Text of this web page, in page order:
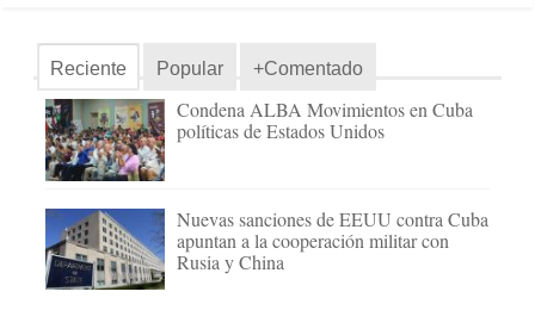
Reciente Popular +Comentado
Condena ALBA Movimientos en Cuba
políticas de Estados Unidos
Nuevas sanciones de EEUU contra Cuba
apuntan a la cooperación militar con
Rusia y China